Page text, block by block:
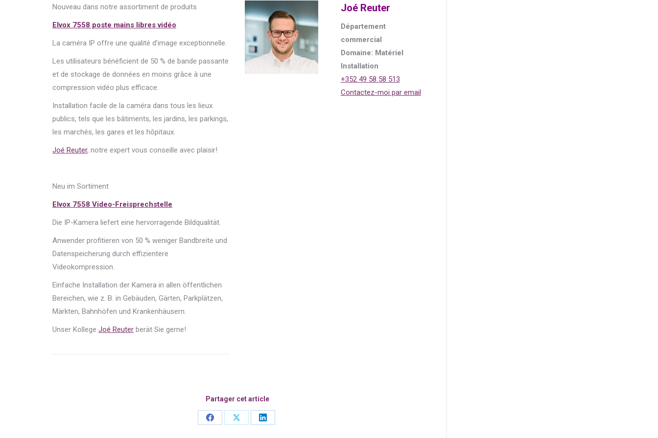
Nouveau dans notre assortiment de produits
Elvox 7558 poste mains libres vidéo
La caméra IP offre une qualité d’image exceptionnelle.
Les utilisateurs bénéficient de 50 % de bande passante
et de stockage de données en moins grâce à une
compression vidéo plus efficace.
Installation facile de la caméra dans tous les lieux
publics, tels que les bâtiments, les jardins, les parkings,
les marchés, les gares et les hôpitaux.
Joé Reuter, notre expert vous conseille avec plaisir!
Neu im Sortiment
Elvox 7558 Video-Freisprechstelle
Die IP-Kamera liefert eine hervorragende Bildqualität.
Anwender profitieren von 50 % weniger Bandbreite und
Datenspeicherung durch effizientere
Videokompression.
Einfache Installation der Kamera in allen öffentlichen
Bereichen, wie z. B. in Gebäuden, Gärten, Parkplätzen,
Märkten, Bahnhöfen und Krankenhäusern.
Unser Kollege Joé Reuter berät Sie gerne!
Joé Reuter
Département
commercial
Domaine: Matériel
Installation
+352 49 58 58 513
Contactez-moi par email
Partager cet article
Share
Share
Share